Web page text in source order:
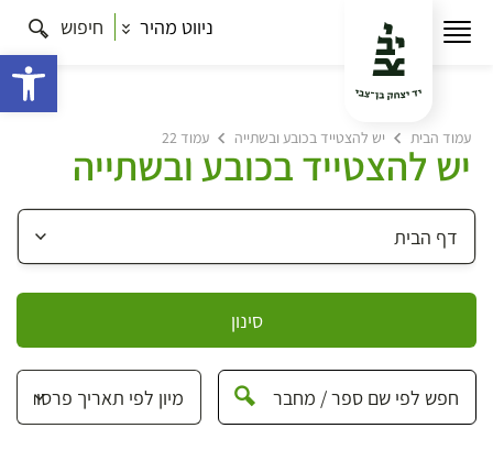
ניווט מהיר חיפוש
עמוד הבית יש להצטייד בכובע ובשתייה עמוד 22
יש להצטייד בכובע ובשתייה
סינון